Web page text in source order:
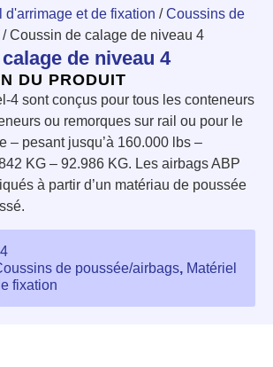
d'arrimage et de fixation /Coussins de
/ Coussin de calage de niveau 4
de niveau 4
DU PRODUIT
4 sont conçus pour tous les conteneurs
ou remorques sur rail ou pour le
– pesant jusqu’à 160.000 lbs –
KG – 92.986 KG. Les airbags ABP
à partir d’un matériau de poussée
de poussée/airbags, Matériel
fixation